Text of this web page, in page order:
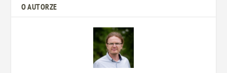
O AUTORZE